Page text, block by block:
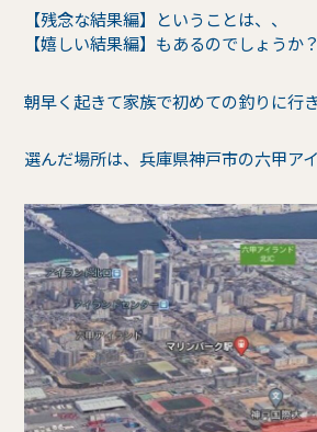
【残念な結果編】ということは、、
【嬉しい結果編】もあるのでしょうか？
朝早く起きて家族で初めての釣りに行
選んだ場所は、兵庫県神戸市の六甲アイ